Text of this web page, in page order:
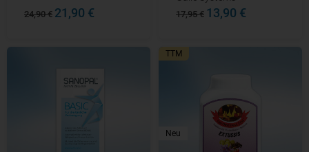
24,90 € 21,90 € 17,95 € 13,90 €
TTM
Neu